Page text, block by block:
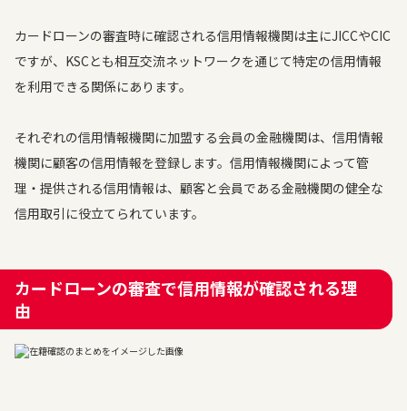
カードローンの審査時に確認される信用情報機関は主にJICCやCIC
ですが、KSCとも相互交流ネットワークを通じて特定の信用情報
を利用できる関係にあります。
それぞれの信用情報機関に加盟する会員の金融機関は、信用情報
機関に顧客の信用情報を登録します。信用情報機関によって管
理・提供される信用情報は、顧客と会員である金融機関の健全な
信用取引に役立てられています。
カードローンの審査で信用情報が確認される理
由